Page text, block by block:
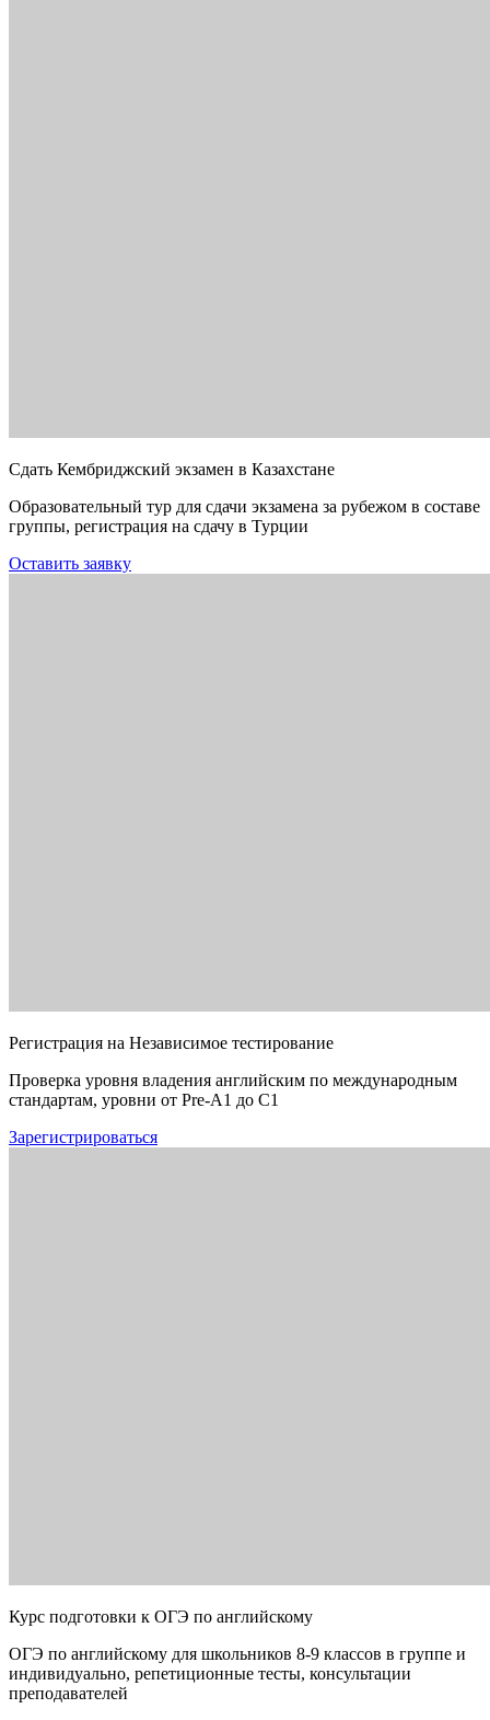
Сдать Кембриджский экзамен в Казахстане
Образовательный тур для сдачи экзамена за рубежом в составе
группы, регистрация на сдачу в Турции
Оставить заявку
Регистрация на Независимое тестирование
Проверка уровня владения английским по международным
стандартам, уровни от Pre-A1 до C1
Зарегистрироваться
Курс подготовки к ОГЭ по английскому
ОГЭ по английскому для школьников 8-9 классов в группе и
индивидуально, репетиционные тесты, консультации
преподавателей